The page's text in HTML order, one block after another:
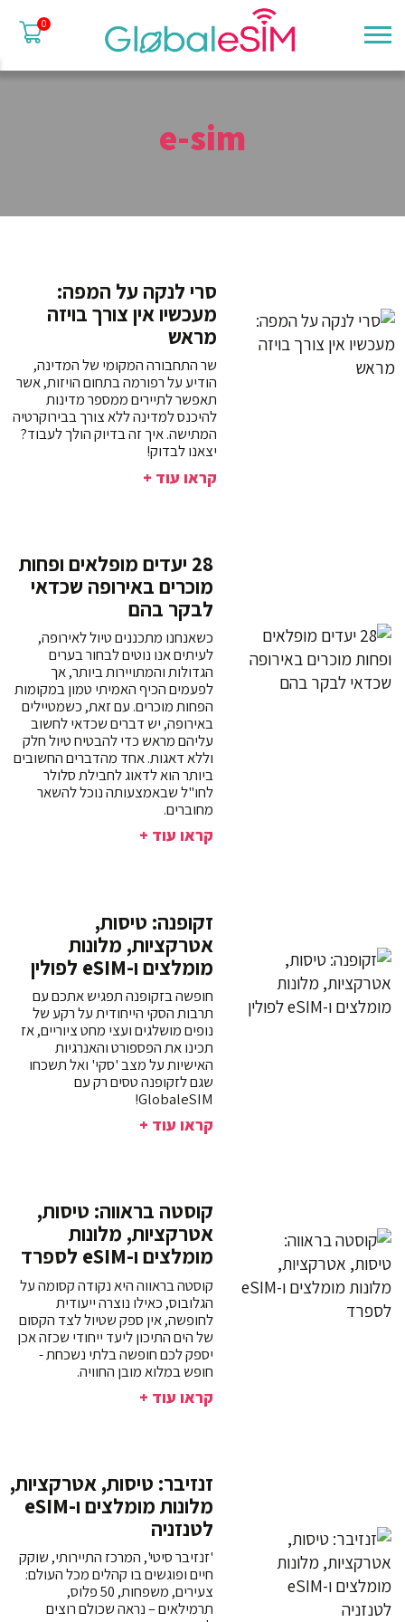
0
e-sim
סרי לנקה על המפה:
מעכשיו אין צורך בויזה
מראש
שר התחבורה המקומי של המדינה,
הודיע על רפורמה בתחום הויזות, אשר
תאפשר לתיירים ממספר מדינות
להיכנס למדינה ללא צורך בבירוקרטיה
המתישה. איך זה בדיוק הולך לעבוד?
יצאנו לבדוק!
קראו עוד +
28 יעדים מופלאים ופחות
מוכרים באירופה שכדאי
לבקר בהם
כשאנחנו מתכננים טיול לאירופה,
לעיתים אנו נוטים לבחור בערים
הגדולות והמתויירות ביותר, אך
לפעמים הכיף האמיתי טמון במקומות
הפחות מוכרים. עם זאת, כשמטיילים
באירופה, יש דברים שכדאי לחשוב
עליהם מראש כדי להבטיח טיול חלק
וללא דאגות. אחד מהדברים החשובים
ביותר הוא לדאוג לחבילת סלולר
לחו"ל שבאמצעותה נוכל להשאר
מחוברים.
קראו עוד +
זקופנה: טיסות,
אטרקציות, מלונות
מומלצים ו-eSIM לפולין
חופשה בזקופנה תפגיש אתכם עם
תרבות הסקי הייחודית על רקע של
נופים מושלגים ועצי מחט ציוריים, אז
תכינו את הפספורט והאנרגיות
האישיות על מצב 'סקי' ואל תשכחו
שגם לזקופנה טסים רק עם
GlobaleSIM!
קראו עוד +
קוסטה בראווה: טיסות,
אטרקציות, מלונות
מומלצים ו-eSIM לספרד
קוסטה בראווה היא נקודה קסומה על
הגלובוס, כאילו נוצרה ייעודית
לחופשה, אין ספק שטיול לצד הקסום
של הים התיכון ליעד ייחודי שכזה אכן
יספק לכם חופשה בלתי נשכחת -
חופש במלוא מובן החוויה.
קראו עוד +
זנזיבר: טיסות, אטרקציות,
מלונות מומלצים ו-eSIM
לטנזניה
'זנזיבר סיטי', המרכז התיירותי, שוקק
חיים ופוגשים בו קהלים מכל העולם:
צעירים, משפחות, 50 פלוס,
תרמילאים – נראה שכולם רוצים